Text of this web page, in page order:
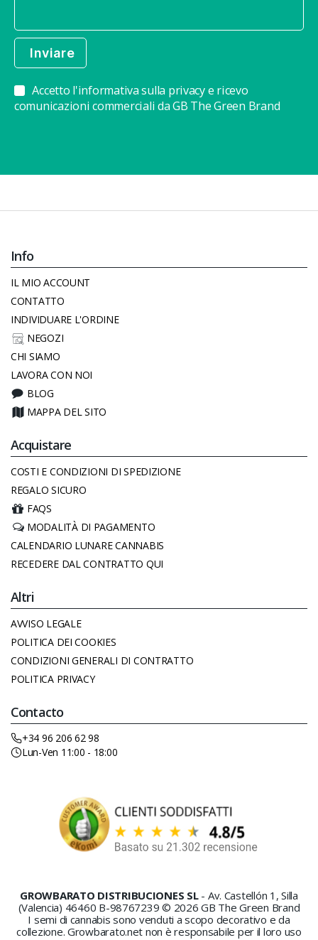
Accetto l'informativa sulla privacy e ricevo
comunicazioni commerciali da GB The Green Brand
Info
IL MIO ACCOUNT
CONTATTO
INDIVIDUARE L'ORDINE
NEGOZI
CHI SIAMO
LAVORA CON NOI
BLOG
MAPPA DEL SITO
Acquistare
COSTI E CONDIZIONI DI SPEDIZIONE
REGALO SICURO
FAQS
MODALITÀ DI PAGAMENTO
CALENDARIO LUNARE CANNABIS
RECEDERE DAL CONTRATTO QUI
Altri
AVVISO LEGALE
POLITICA DEI COOKIES
CONDIZIONI GENERALI DI CONTRATTO
POLITICA PRIVACY
Contacto
+34 96 206 62 98
Lun-Ven 11:00 - 18:00
GROWBARATO DISTRIBUCIONES SL - Av. Castellón 1, Silla
(Valencia) 46460 B-98767239 © 2026 GB The Green Brand
I semi di cannabis sono venduti a scopo decorativo e da
collezione. Growbarato.net non è responsabile per il loro uso